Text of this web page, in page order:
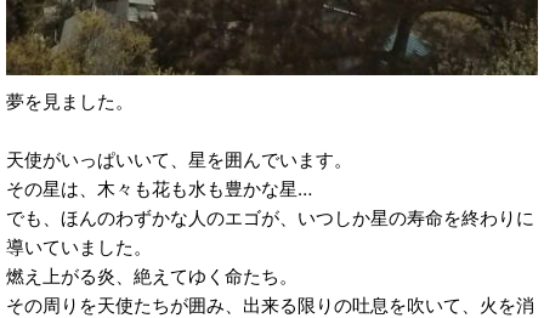
夢を見ました。
天使がいっぱいいて、星を囲んでいます。
その星は、木々も花も水も豊かな星…
でも、ほんのわずかな人のエゴが、いつしか星の寿命を終わりに
導いていました。
燃え上がる炎、絶えてゆく命たち。
その周りを天使たちが囲み、出来る限りの吐息を吹いて、火を消